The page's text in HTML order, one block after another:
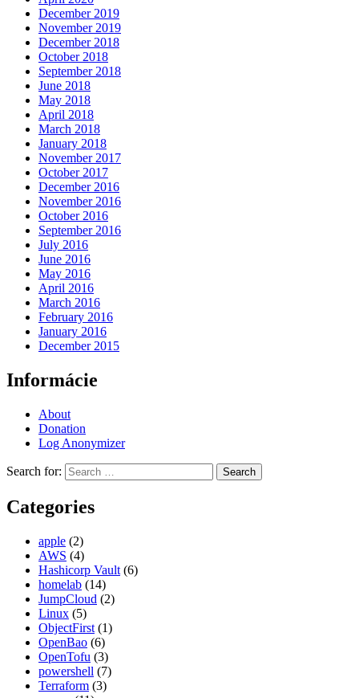
December 2019
November 2019
December 2018
October 2018
September 2018
June 2018
May 2018
April 2018
March 2018
January 2018
November 2017
October 2017
December 2016
November 2016
October 2016
September 2016
July 2016
June 2016
May 2016
April 2016
March 2016
February 2016
January 2016
December 2015
Informácie
About
Donation
Log Anonymizer
Search for:
Categories
apple (2)
AWS (4)
Hashicorp Vault (6)
homelab (14)
JumpCloud (2)
Linux (5)
ObjectFirst (1)
OpenBao (6)
OpenTofu (3)
powershell (7)
Terraform (3)